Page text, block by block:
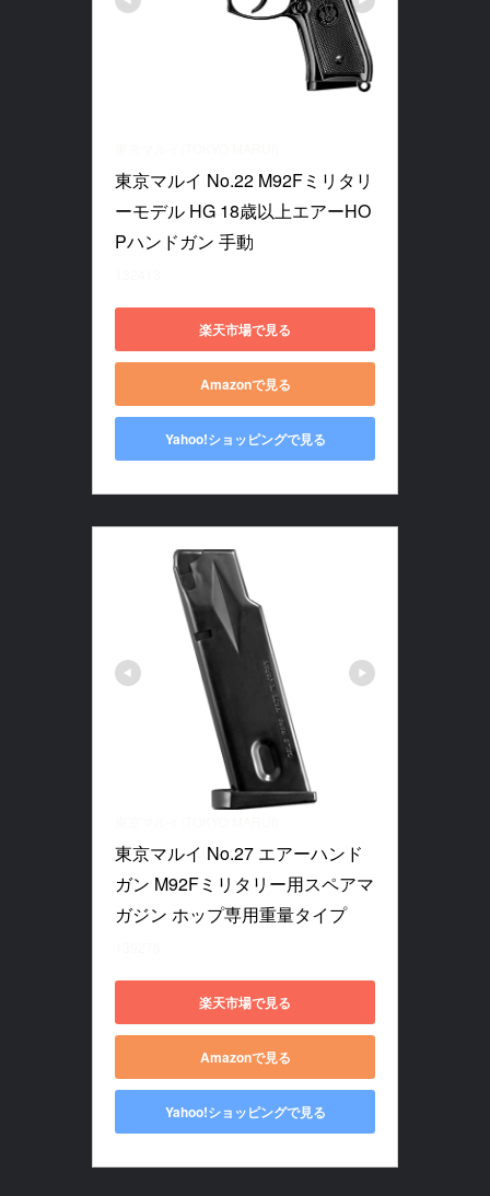
東京マルイ No.22 M92Fミリタリ
ーモデル HG 18歳以上エアーHO
Pハンドガン 手動
楽天市場で見る
Amazonで見る
Yahoo!ショッピングで見る
東京マルイ No.27 エアーハンド
ガン M92Fミリタリー用スペアマ
ガジン ホップ専用重量タイプ
楽天市場で見る
Amazonで見る
Yahoo!ショッピングで見る